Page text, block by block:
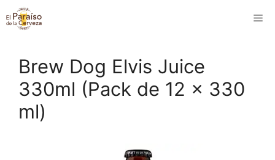
Saltar
al
Brew Dog Elvis Juice
330ml (Pack de 12 x 330
ml)